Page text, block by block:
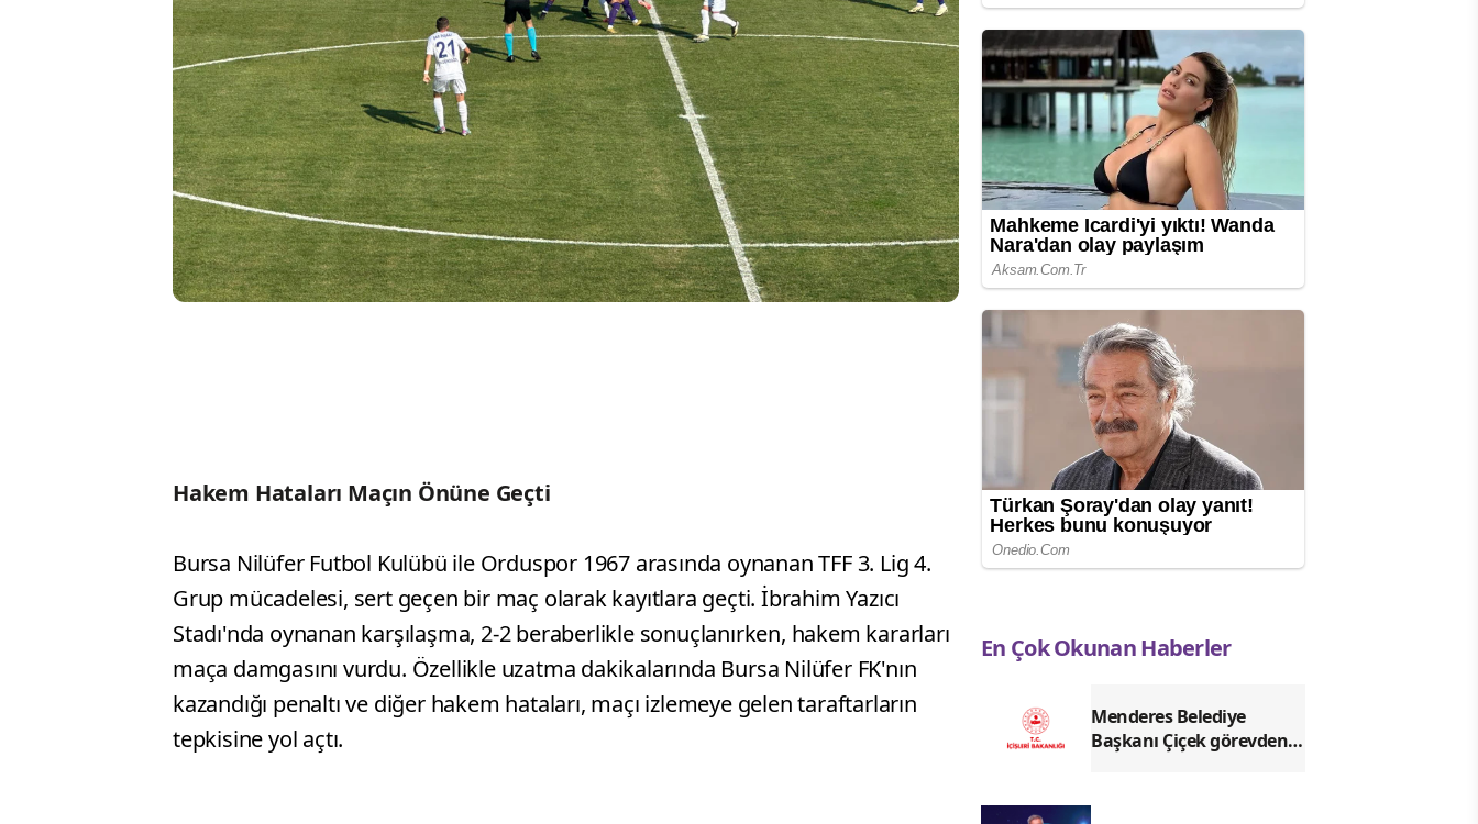
Hakem Hataları Maçın Önüne Geçti
Bursa Nilüfer Futbol Kulübü ile Orduspor 1967 arasında oynanan TFF 3. Lig 4.
Grup mücadelesi, sert geçen bir maç olarak kayıtlara geçti. İbrahim Yazıcı
Stadı'nda oynanan karşılaşma, 2-2 beraberlikle sonuçlanırken, hakem kararları
maça damgasını vurdu. Özellikle uzatma dakikalarında Bursa Nilüfer FK'nın
kazandığı penaltı ve diğer hakem hataları, maçı izlemeye gelen taraftarların
tepkisine yol açtı.
En Çok Okunan Haberler
Menderes Belediye
Başkanı Çiçek görevden